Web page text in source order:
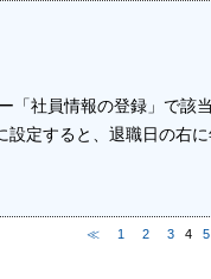
社員情報の登録」で該
定すると、退職日の右
≪ 1 2 3 4 5